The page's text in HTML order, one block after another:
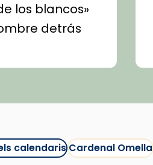
los blancos»
detrás
prepara una
itual
calendarisCardenal Omella